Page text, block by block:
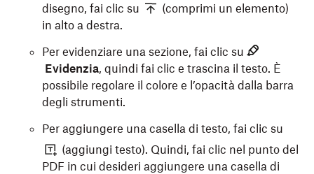
disegno, fai clic su
(comprimi un elemento)
in alto a destra.
Per evidenziare una sezione, fai clic su
Evidenzia, quindi fai clic e trascina il testo. È
possibile regolare il colore e l’opacità dalla barra
degli strumenti.
Per aggiungere una casella di testo, fai clic su
(aggiungi testo). Quindi, fai clic nel punto del
PDF in cui desideri aggiungere una casella di